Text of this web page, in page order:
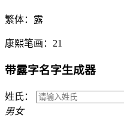
繁体： 露
康熙笔画： 21
带露字名字生成器
姓氏：
男女